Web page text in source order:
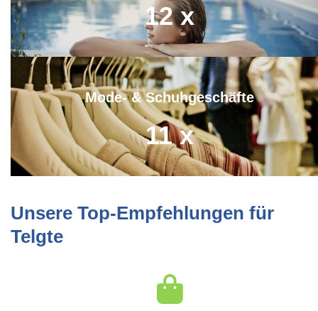
12 x
Mode- & Schuhgeschäfte
11 x
Unsere Top-Empfehlungen für
Telgte